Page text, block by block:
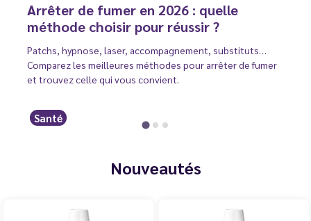
Arrêter de fumer en 2026 : quelle
méthode choisir pour réussir ?
Patchs, hypnose, laser, accompagnement, substituts…
Comparez les meilleures méthodes pour arrêter de fumer
et trouvez celle qui vous convient.
Santé
Nouveautés